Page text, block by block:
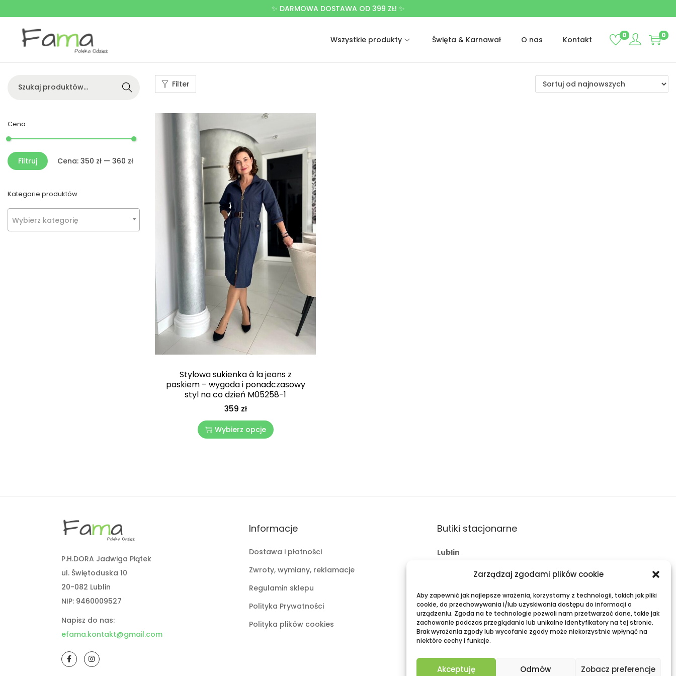
Zarządzaj zgodami plików cookie
Aby zapewnić jak najlepsze wrażenia, korzystamy z technologii, takich jak pliki
cookie, do przechowywania i/lub uzyskiwania dostępu do informacji o
urządzeniu. Zgoda na te technologie pozwoli nam przetwarzać dane, takie jak
zachowanie podczas przeglądania lub unikalne identyfikatory na tej stronie.
Brak wyrażenia zgody lub wycofanie zgody może niekorzystnie wpłynąć na
niektóre cechy i funkcje.
Akceptuję Odmów Zobacz preferencje
✨ DARMOWA DOSTAWA OD 399 ZŁ! ✨
Wszystkie produkty Święta & Karnawał O nas Kontakt 0 0
Filter
Stylowa sukienka à la jeans z
paskiem – wygoda i ponadczasowy
styl na co dzień M05258-1
359 zł
Wybierz opcje
Searc
Cena
Filtruj Cena: 350 zł — 360 zł
Kategorie produktów
Wybierz kategorię
P.H.DORA Jadwiga Piątek
ul. Świętoduska 10
20-082 Lublin
NIP: 9460009527
Napisz do nas:
efama.kontakt@gmail.com
Informacje
Dostawa i płatności
Zwroty, wymiany, reklamacje
Regulamin sklepu
Polityka Prywatności
Polityka plików cookies
Butiki stacjonarne
Lublin
fama.lublin@op.pl
tel:+48 601 525 423
Puławy
Galeria Zielona, ul. Lubelska 2
mail:fama.pulawy@op.pl
tel:+48 695 938 095